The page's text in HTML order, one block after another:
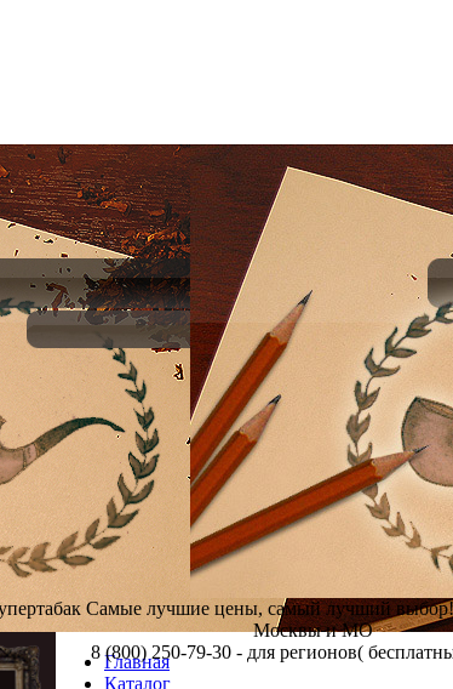
Самые лучшие цены, самый лучший выбор!
Москвы и МО
8 (800) 250-79-30 - для регионов(
Главная
Каталог